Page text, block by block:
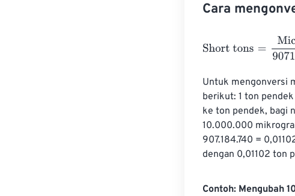
Cara
Short tons
Untuk mengonversi
berikut: 1 ton
ke ton pendek, bagi
10.000.000
907.184.740 =
dengan 0,01102 ton
Contoh: Mengubah